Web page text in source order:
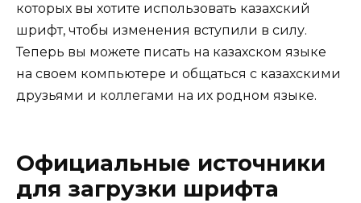
которых вы хотите использовать казахский
шрифт, чтобы изменения вступили в силу.
Теперь вы можете писать на казахском языке
на своем компьютере и общаться с казахскими
друзьями и коллегами на их родном языке.
Официальные источники
для загрузки шрифта